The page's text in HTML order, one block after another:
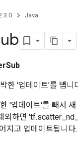
Java
한 '업데이트'를 뺍니
'업데이트'를 빼서
외하면
지고 업데이트됩니다.